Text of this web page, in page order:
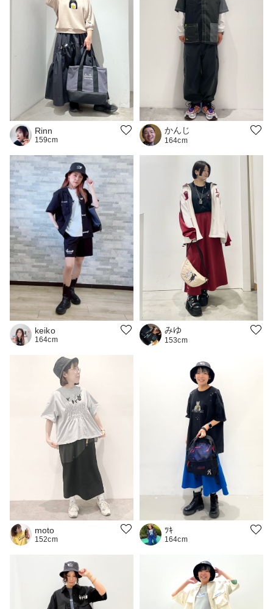
Rinn
159cm
かんじ
164cm
keiko
164cm
みゆ
153cm
moto
152cm
ﾂｷ
164cm